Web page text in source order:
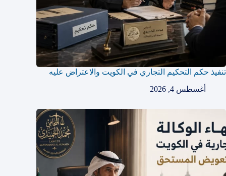
تنفيذ حكم التحكيم التجاري في الكويت والاعتراض عليه
أغسطس 4, 2026